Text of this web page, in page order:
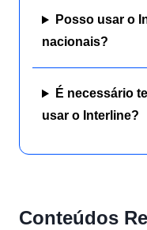
Posso usar o
nacionais?
É necessário
usar o Interline?
Conteúdos